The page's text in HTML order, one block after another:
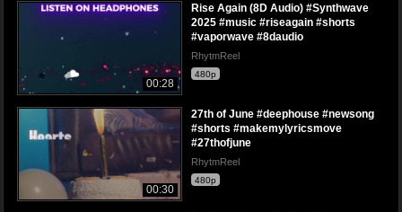
00:28
Rise Again (8D Audio) #Synthwave
2025 #music #riseagain #shorts
#vaporwave #8daudio
RhytmReel
480p
00:30
27th of June #deephouse #newsong
#shorts #makemylyricsmove
#27thofjune
RhytmReel
480p